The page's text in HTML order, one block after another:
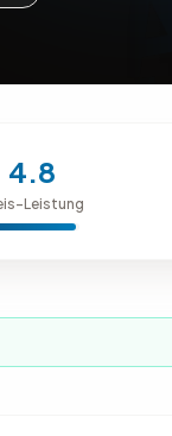
4.8
Leistung